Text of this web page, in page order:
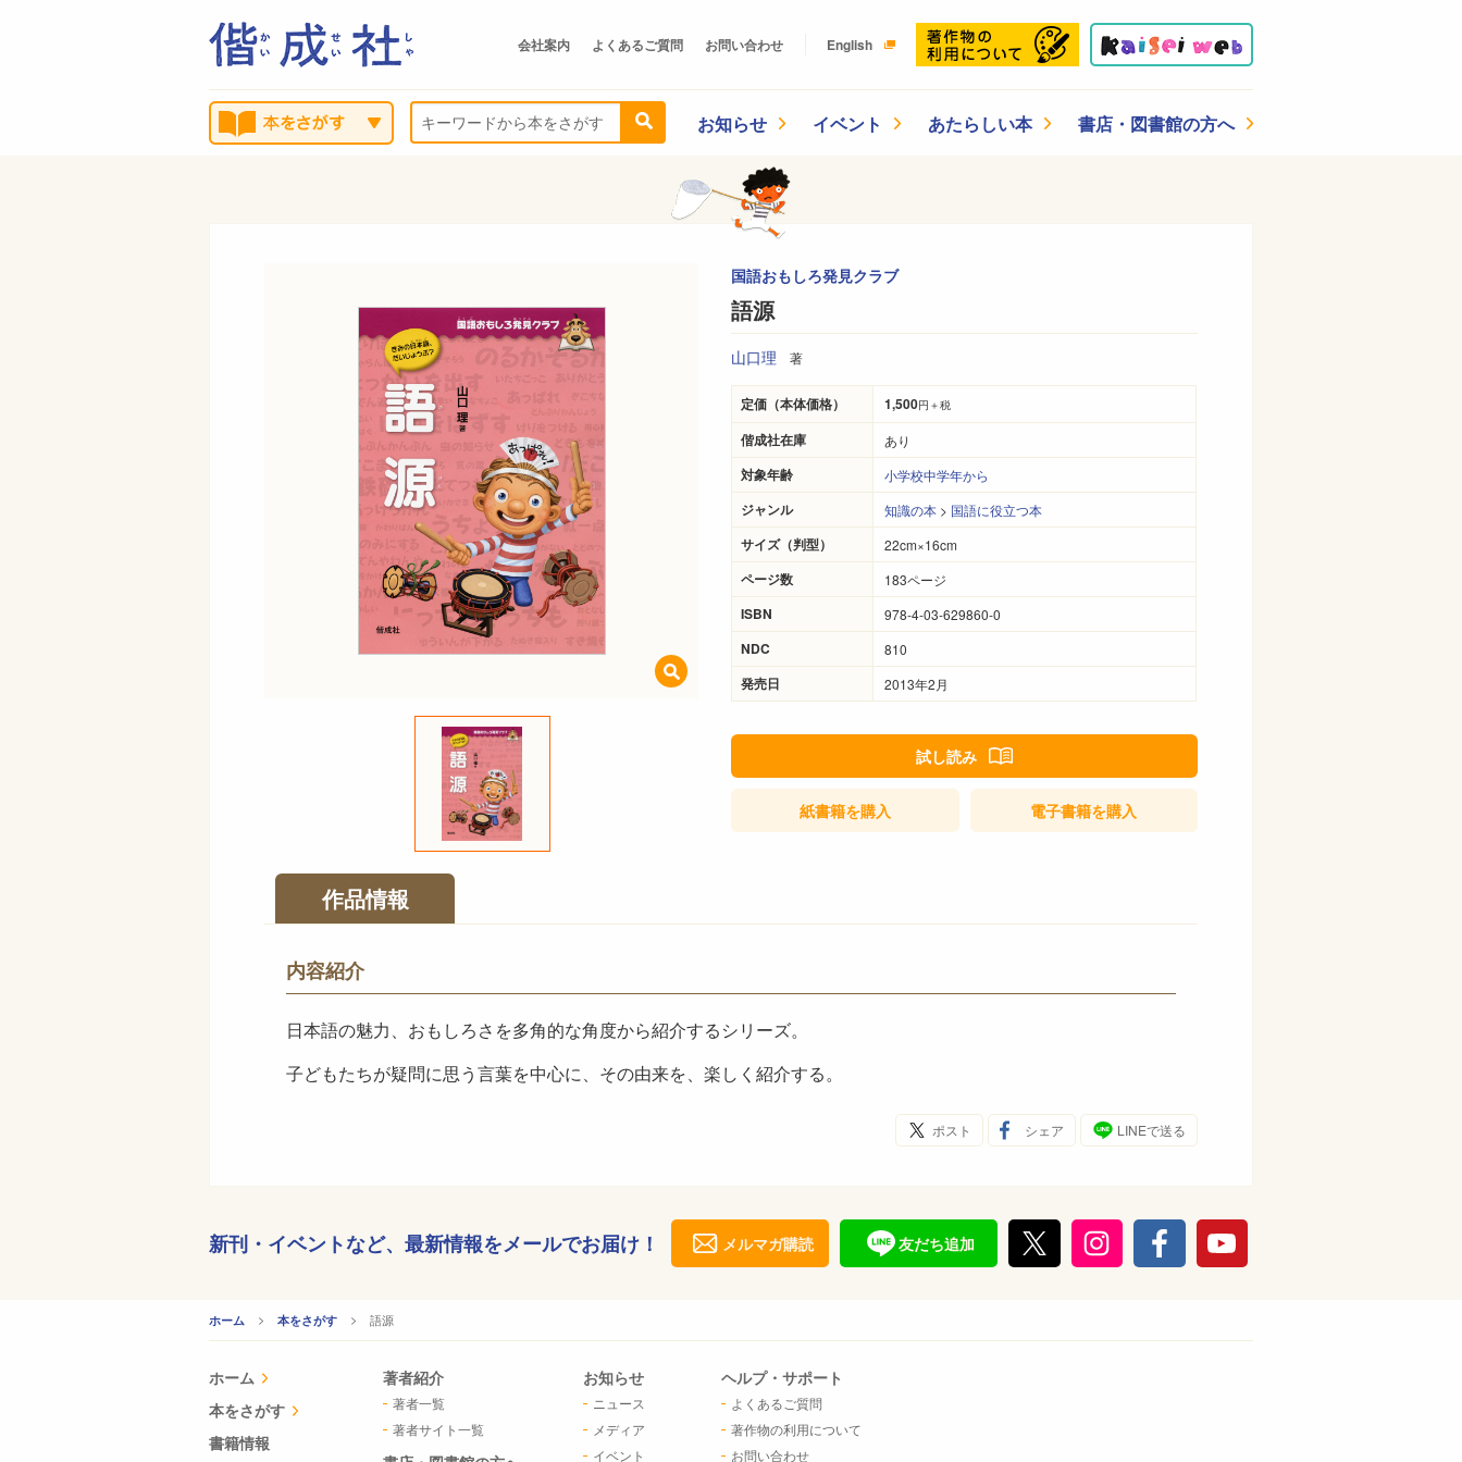
会社案内 よくあるご質問 お問い合わせ English
お知らせ イベント あたらしい本 書店・図書館の方へ
国語おもしろ発見クラブ
語源
山口理 著
定価（本体価格） 1,500円＋税
偕成社在庫 あり
対象年齢 小学校中学年から
ジャンル 知識の本 > 国語に役立つ本
サイズ（判型） 22cm×16cm
ページ数 183ページ
ISBN 978-4-03-629860-0
NDC 810
発売日 2013年2月
試し読み
紙書籍を購入 電子書籍を購入
作品情報
内容紹介
日本語の魅力、おもしろさを多角的な角度から紹介するシリーズ。
子どもたちが疑問に思う言葉を中心に、その由来を、楽しく紹介する。
ポスト シェア LINEで送る
新刊・イベントなど、 最新情報をメールでお届け！ メルマガ購読 友だち追加
ホーム 本をさがす CURRENT:
語源
ホーム
本をさがす
書籍情報
著者紹介
著者一覧
著者サイト一覧
お知らせ
ニュース
メディア
イベント
ヘルプ・サポート
よくあるご質問
著作物の利用について
お問い合わせ